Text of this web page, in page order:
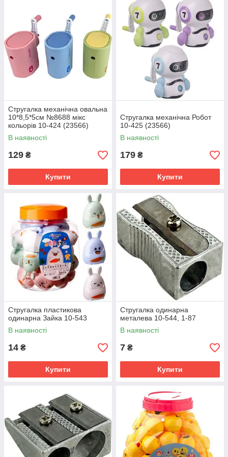
Стругалка механічна овальна
10*8,5*5см №8688 мікс
кольорів 10-424 (23566)
В наявності
129 ₴
Купити
Стругалка механічна Робот
10-425 (23566)
В наявності
179 ₴
Купити
Стругалка пластикова
одинарна Зайка 10-543
В наявності
14 ₴
Купити
Стругалка одинарна
металева 10-544, 1-87
В наявності
7 ₴
Купити